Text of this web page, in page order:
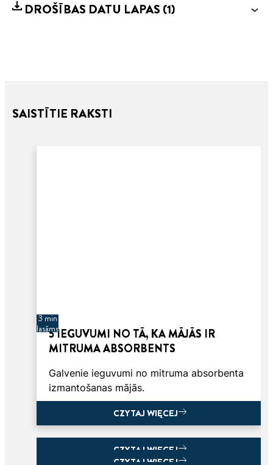
DROŠĪBAS DATU LAPAS (1)
SAISTĪTIE RAKSTI
3 min
lasāms5 IEGUVUMI NO TĀ, KA MĀJĀS IR
MITRUMA ABSORBENTS
Galvenie ieguvumi no mitruma absorbenta
izmantošanas mājās.
CZYTAJ WIĘCEJ
CZYTAJ WIĘCEJ
CZYTAJ WIĘCEJ